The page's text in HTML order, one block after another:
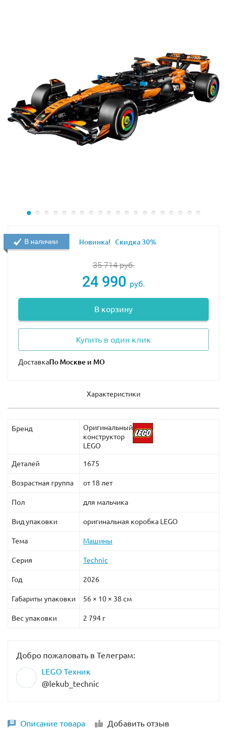
35 714руб.
24 990 руб.
В корзину
Купить в один клик
Доставка
В наличии Новинка! Скидка 30%
Характеристики
Бренд
Оригинальный
конструктор
LEGO
Деталей 1675
Возрастная группа от 18 лет
Пол для мальчика
Вид упаковки оригинальная коробка LEGO
Тема Машины
Серия Technic
Год 2026
Габариты упаковки 56 × 10 × 38 см
Вес упаковки 2 794 г
Добро пожаловать в Телеграм:
LEGO Техник
@lekub_technic
Описание товара Добавить отзыв